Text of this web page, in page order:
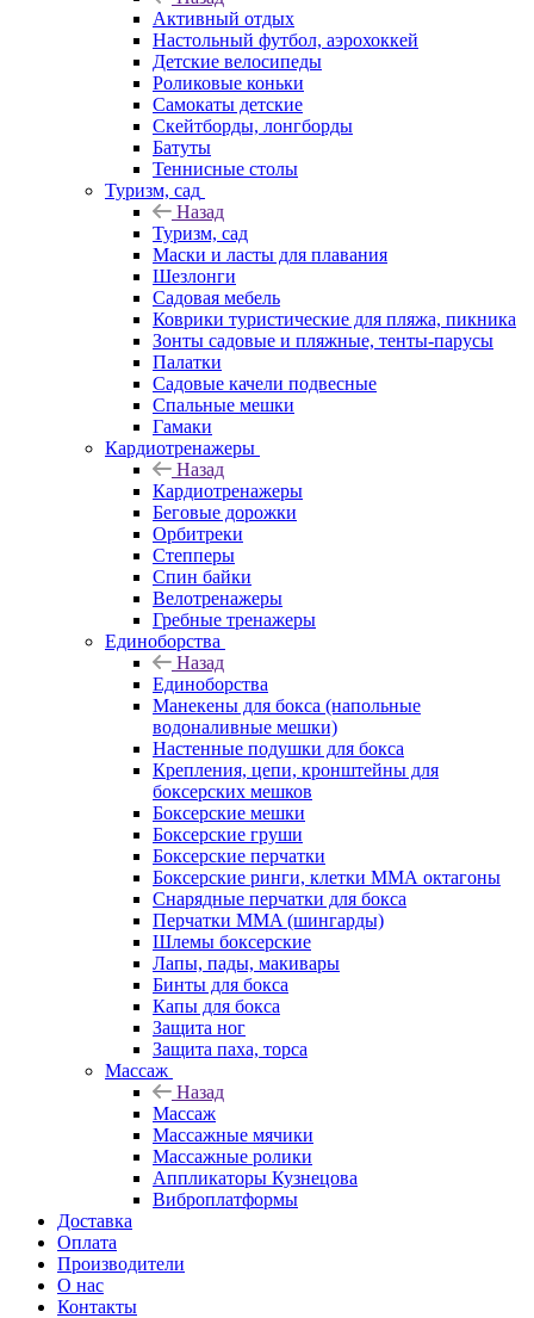
Активный отдых
Настольный футбол, аэрохоккей
Детские велосипеды
Роликовые коньки
Самокаты детские
Скейтборды, лонгборды
Батуты
Теннисные столы
Туризм, сад
Назад
Туризм, сад
Маски и ласты для плавания
Шезлонги
Садовая мебель
Коврики туристические для пляжа, пикника
Зонты садовые и пляжные, тенты-парусы
Палатки
Садовые качели подвесные
Спальные мешки
Гамаки
Кардиотренажеры
Назад
Кардиотренажеры
Беговые дорожки
Орбитреки
Степперы
Спин байки
Велотренажеры
Гребные тренажеры
Единоборства
Назад
Единоборства
Манекены для бокса (напольные
водоналивные мешки)
Настенные подушки для бокса
Крепления, цепи, кронштейны для
боксерских мешков
Боксерские мешки
Боксерские груши
Боксерские перчатки
Боксерские ринги, клетки ММА октагоны
Снарядные перчатки для бокса
Перчатки MMA (шингарды)
Шлемы боксерские
Лапы, пады, макивары
Бинты для бокса
Капы для бокса
Защита ног
Защита паха, торса
Массаж
Назад
Массаж
Массажные мячики
Массажные ролики
Аппликаторы Кузнецова
Виброплатформы
Доставка
Оплата
Производители
О нас
Контакты